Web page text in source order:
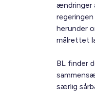
ændringer
herunder
målrettet
BL finder
særlig